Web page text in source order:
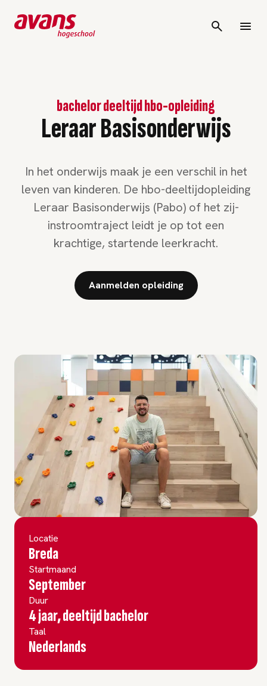
Leraar Basisonderwijs
bachelor deeltijd hbo-opleiding
In het onderwijs maak je een verschil in het
leven van kinderen. De hbo-deeltijdopleiding
Leraar Basisonderwijs (Pabo) of het zij-
instroomtraject leidt je op tot een
krachtige, startende leerkracht.
Aanmelden opleiding
Locatie
Breda
Startmaand
September
Duur
4 jaar, deeltijd bachelor
Taal
Nederlands